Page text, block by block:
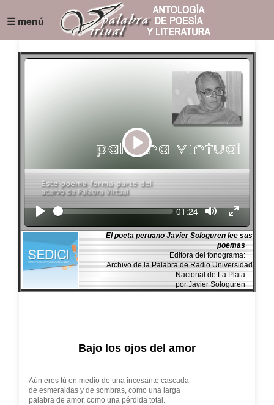
☰ menú
Play
Seek Current
01:24
El poeta peruano Javier Sologuren lee sus
poemas
Editora del fonograma:
Archivo de la Palabra de Radio Universidad
Nacional de La Plata
por Javier Sologuren
Bajo los ojos del amor
Aún eres tú en medio de una incesante cascada
de esmeraldas y de sombras, como una larga
palabra de amor, como una pérdida total.